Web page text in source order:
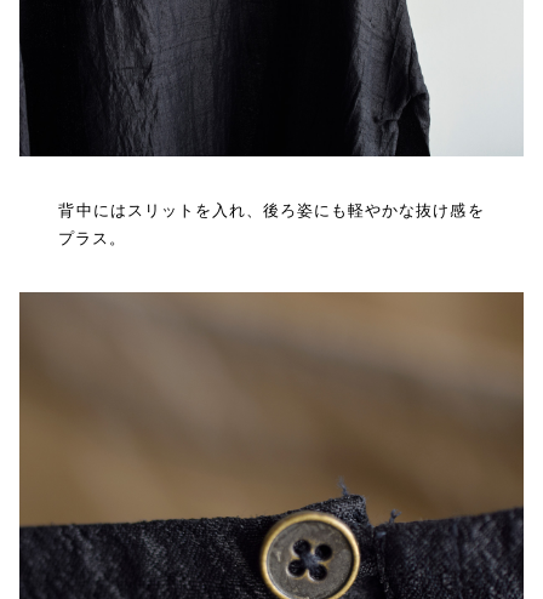
背中にはスリットを入れ、後ろ姿にも軽やかな抜け感を
プラス。